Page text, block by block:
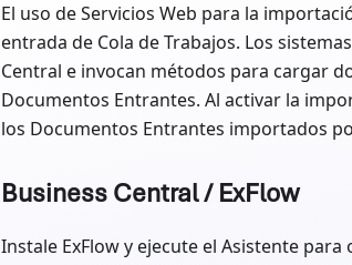
El uso de Servicios Web para la
entrada de Cola de Trabajos. Los
Central e invocan métodos para cargar
Documentos Entrantes. Al activar la
los Documentos Entrantes importados
Business Central / ExFlow
Instale ExFlow y ejecute el Asistente